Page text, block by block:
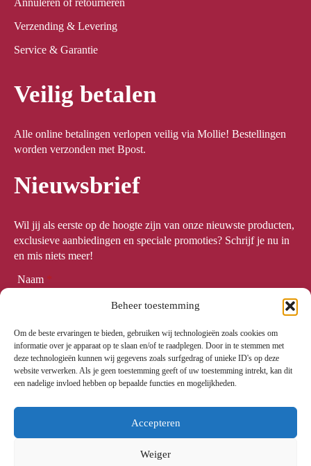
Beheer toestemming
Om de beste ervaringen te bieden, gebruiken wij technologieën zoals cookies om
informatie over je apparaat op te slaan en/of te raadplegen. Door in te stemmen met
deze technologieën kunnen wij gegevens zoals surfgedrag of unieke ID's op deze
website verwerken. Als je geen toestemming geeft of uw toestemming intrekt, kan dit
een nadelige invloed hebben op bepaalde functies en mogelijkheden.
Accepteren
Weiger
Annuleren of retourneren
Verzending & Levering
Service & Garantie
Veilig betalen
Alle online betalingen verlopen veilig via Mollie! Bestellingen
worden verzonden met Bpost.
Nieuwsbrief
Wil jij als eerste op de hoogte zijn van onze nieuwste producten,
exclusieve aanbiedingen en speciale promoties? Schrijf je nu in
en mis niets meer!
Naam *
Email *
Meld me aan